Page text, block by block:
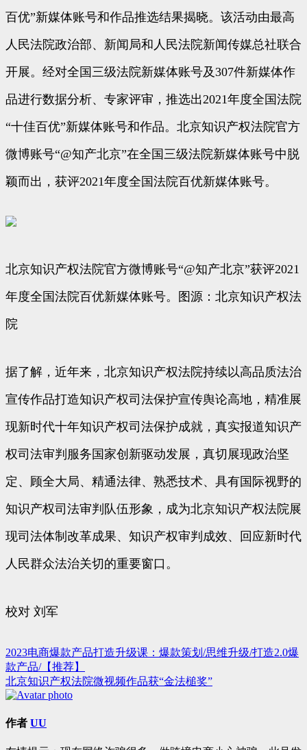
百优”新媒体账号和作品推选结果揭晓。该活动由最高
人民法院政治部、新闻局和人民法院新闻传媒总社联合
开展。经对全国三级法院新媒体账号及307件新媒体作
品进行数据分析、专家评审，推选出2021年度全国法院
“十佳百优”新媒体账号和作品。北京知识产权法院官方
微博账号“@知产北京”在全国三级法院新媒体账号中脱
颖而出，获评2021年度全国法院百优新媒体账号。
北京知识产权法院官方微博账号“@知产北京”获评2021
年度全国法院百优新媒体账号。图源：北京知识产权法
院
据了解，近年来，北京知识产权法院持续以高品质法治
宣传作品打造知识产权司法保护宣传舆论高地，精准展
现新时代十年知识产权司法保护成就，真实报道知识产
权司法审判服务国家创新驱动发展，真切展现政治坚
定、顾全大局、精通法律、熟悉技术、具有国际视野的
知识产权司法审判队伍形象，成为北京知识产权法院展
现司法体制改革成果、知识产权审判成效、回应新时代
人民群众法治关切的重要窗口。
校对 刘军
文
章
导
航
2023电商爆款产品打造升级课：爆款策划/思维升级/打造2.0爆
款产品/【推荐】
北京知识产权法院微视频作品获“金法槌奖”
作者 UU